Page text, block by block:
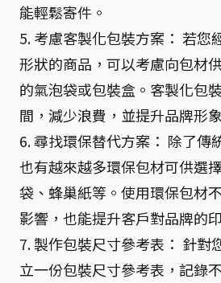
能輕鬆寄件。
5. 考慮客製化包裝方案： 若您
形狀的商品，可以考慮向包材
的氣泡袋或包裝盒。客製化包
間，減少浪費，並提升品牌形
6. 尋找環保替代方案： 除了傳
也有越來越多環保包材可供選
袋、蜂巢紙等。使用環保包材
影響，也能提升客戶對品牌的
7. 製作包裝尺寸參考表： 針對
立一份包裝尺寸參考表，記錄